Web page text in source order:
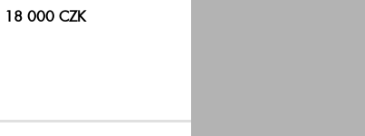
18 000 CZK